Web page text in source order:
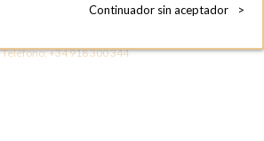
28004 MADRID
Teléfono:+34 918 300 344
Continuador sin aceptador >